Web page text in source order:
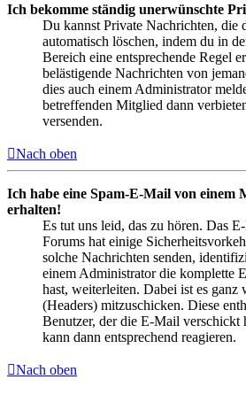
Ich bekomme ständig unerwünschte
Du kannst Private Nachrichten, die
automatisch löschen, indem du in
Bereich eine entsprechende Regel
belästigende Nachrichten von
dies auch einem Administrator
betreffenden Mitglied dann
versenden.
Nach oben
Ich habe eine Spam-E-Mail von einem
erhalten!
Es tut uns leid, das zu hören. Das
Forums hat einige
solche Nachrichten senden,
einem Administrator die komplette
hast, weiterleiten. Dabei ist es
(Headers) mitzuschicken. Diese
Benutzer, der die E-Mail verschickt
kann dann entsprechend reagieren.
Nach oben